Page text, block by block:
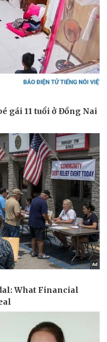
Vũ khí
Việt Nam
Phân tích